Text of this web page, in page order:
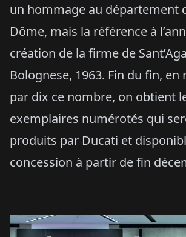
un hommage au département
Dôme, mais la référence à
création de la firme de
Bolognese, 1963. Fin du fin,
par dix ce nombre, on obtient
exemplaires numérotés qui
produits par Ducati et
concession à partir de fin